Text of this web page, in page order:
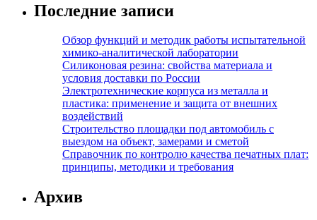
Последние записи
Обзор функций и методик работы испытательной
химико-аналитической лаборатории
Силиконовая резина: свойства материала и
условия доставки по России
Электротехнические корпуса из металла и
пластика: применение и защита от внешних
воздействий
Строительство площадки под автомобиль с
выездом на объект, замерами и сметой
Справочник по контролю качества печатных плат:
принципы, методики и требования
Архив